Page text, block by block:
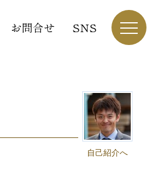
お問合せ SNS
自己紹介へ